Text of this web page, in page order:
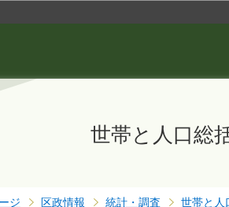
世帯と人口総
ジ 区政情報 統計・調査 世帯と人